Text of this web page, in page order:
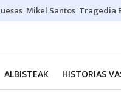
Mikel Santos Tragedia
ALBISTEAK HISTORIAS